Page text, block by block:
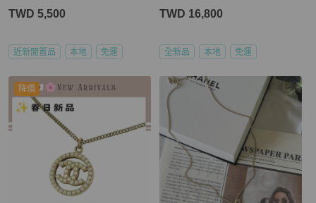
TWD 5,500
近新閒置品 本地 免運
TWD 16,800
全新品 本地 免運
降價